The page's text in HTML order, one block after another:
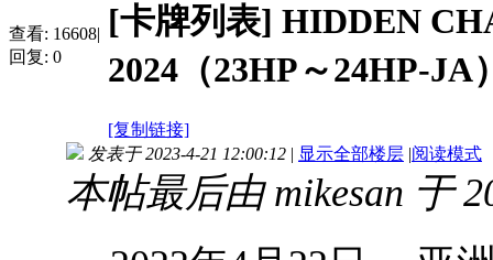
查看: 16608|
回复: 0
[卡牌列表] HIDDEN
2024（23HP～24HP-JA
[复制链接]
发表于 2023-4-21 12:00:12 | 显示全部楼层 |阅读模式
本帖最后由 mikesan 于